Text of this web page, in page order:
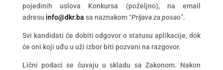
pojedinih uslova Konkursa (poželjno), na email
adresu info@dkr.ba sa naznakom “Prijava za posao”.
Svi kandidati će dobiti odgovor o statusu aplikacije, dok
će oni koji uđu u uži izbor biti pozvani na razgovor.
Lični podaci se čuvaju u skladu sa Zakonom. Nakon